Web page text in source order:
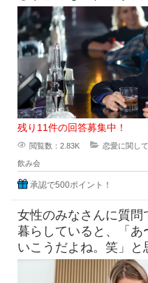
付き合いする相手に求
残り11件の回答募集中！
閲覧数：2.83K 恋愛に関し
飲み会
承認で500ポイント！
女性のみなさんに質問
暮らしていると、「あ
いこうだよね。笑」
たとえば「なんで脱い